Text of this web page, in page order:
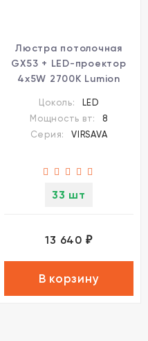
Люстра потолочная
GX53 + LED-проектор
4х5W 2700К Lumion
Цоколь:
LED
Мощность вт:
8
Серия:
VIRSAVA
33 шт
13 640 ₽
В корзину